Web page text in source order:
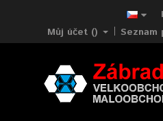
Můj účet ()
Seznam